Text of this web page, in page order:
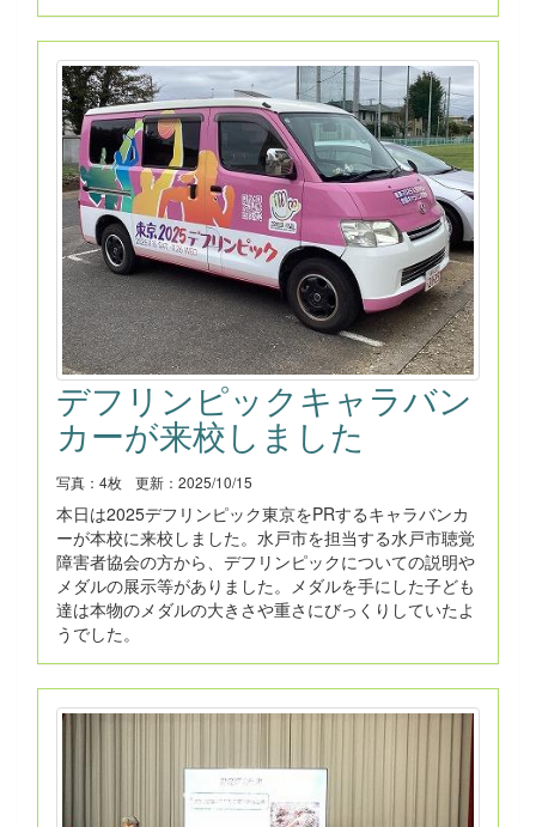
デフリンピックキャラバン
カーが来校しました
写真：4枚 更新：2025/10/15
本日は2025デフリンピック東京をPRするキャラバンカ
ーが本校に来校しました。水戸市を担当する水戸市聴覚
障害者協会の方から、デフリンピックについての説明や
メダルの展示等がありました。メダルを手にした子ども
達は本物のメダルの大きさや重さにびっくりしていたよ
うでした。